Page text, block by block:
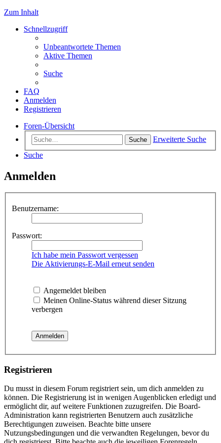
Zum Inhalt
Schnellzugriff
Unbeantwortete Themen
Aktive Themen
Suche
FAQ
Anmelden
Registrieren
Foren-Übersicht
Suche
Erweiterte Suche
Suche
Anmelden
Benutzername:
Passwort:
Ich habe mein Passwort vergessen
Die Aktivierungs-E-Mail erneut senden
Angemeldet bleiben
Meinen Online-Status während dieser Sitzung
verbergen
Registrieren
Du musst in diesem Forum registriert sein, um dich anmelden zu
können. Die Registrierung ist in wenigen Augenblicken erledigt und
ermöglicht dir, auf weitere Funktionen zuzugreifen. Die Board-
Administration kann registrierten Benutzern auch zusätzliche
Berechtigungen zuweisen. Beachte bitte unsere
Nutzungsbedingungen und die verwandten Regelungen, bevor du